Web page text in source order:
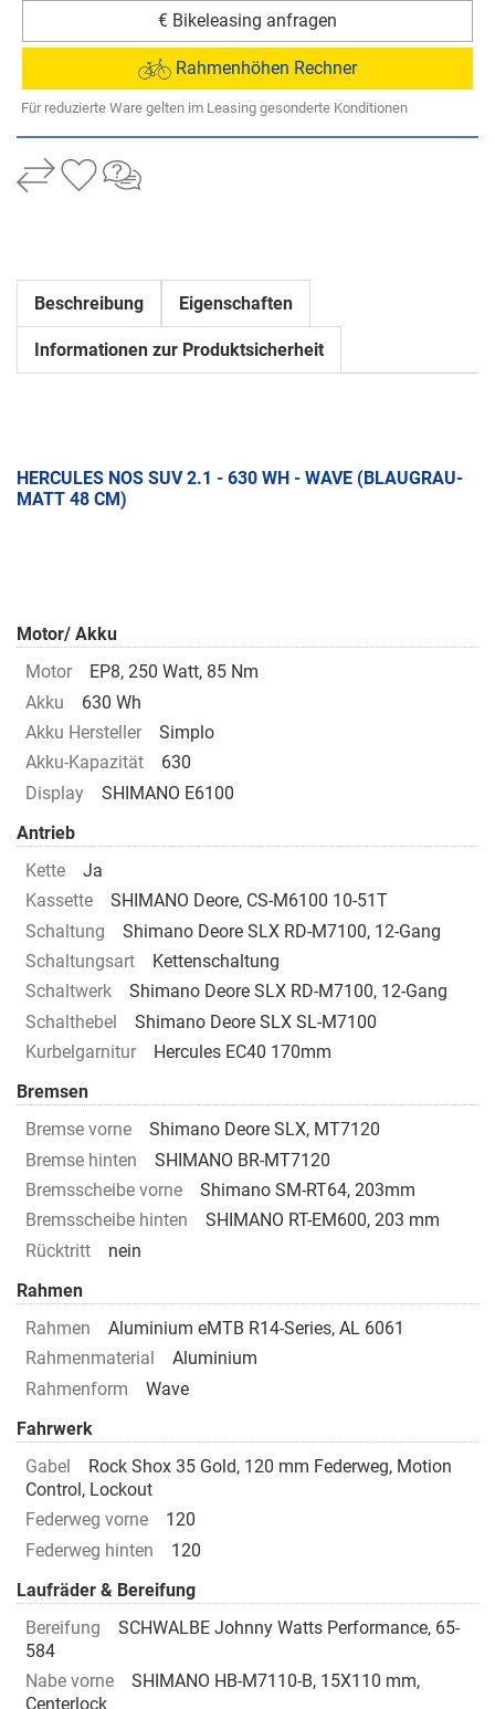
€ Bikeleasing anfragen
Rahmenhöhen Rechner
Für reduzierte Ware gelten im Leasing gesonderte Konditionen
Beschreibung Eigenschaften
Informationen zur Produktsicherheit
HERCULES NOS SUV 2.1 - 630 WH - WAVE (BLAUGRAU-
MATT 48 CM)
Motor/ Akku
Motor
EP8, 250 Watt, 85 Nm
Akku
630 Wh
Akku Hersteller
Simplo
Akku-Kapazität
630
Display
SHIMANO E6100
Antrieb
Kette
Ja
Kassette
SHIMANO Deore, CS-M6100 10-51T
Schaltung
Shimano Deore SLX RD-M7100, 12-Gang
Schaltungsart
Kettenschaltung
Schaltwerk
Shimano Deore SLX RD-M7100, 12-Gang
Schalthebel
Shimano Deore SLX SL-M7100
Kurbelgarnitur
Hercules EC40 170mm
Bremsen
Bremse vorne
Shimano Deore SLX, MT7120
Bremse hinten
SHIMANO BR-MT7120
Bremsscheibe vorne
Shimano SM-RT64, 203mm
Bremsscheibe hinten
SHIMANO RT-EM600, 203 mm
Rücktritt
nein
Rahmen
Rahmen
Aluminium eMTB R14-Series, AL 6061
Rahmenmaterial
Aluminium
Rahmenform
Wave
Fahrwerk
Gabel
Rock Shox 35 Gold, 120 mm Federweg, Motion
Control, Lockout
Federweg vorne
120
Federweg hinten
120
Laufräder & Bereifung
Bereifung
SCHWALBE Johnny Watts Performance, 65-
584
Nabe vorne
SHIMANO HB-M7110-B, 15X110 mm,
Centerlock